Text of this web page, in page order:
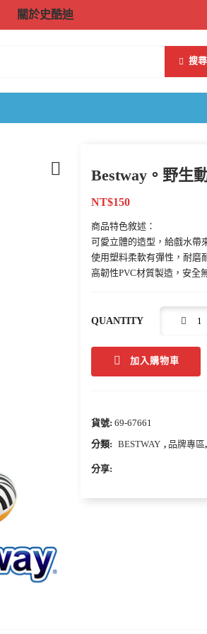
關於史酷迪
搜尋
Bestway。野生
NT$150
商品特色敘述：
可愛立體的造型，給戲水帶
使用塑料柔軟有彈性，耐磨
高韌性PVC材質製造，安全
QUANTITY
加入購物車
貨號: 69-67661
分類: BESTWAY , 品牌專區,
分享: